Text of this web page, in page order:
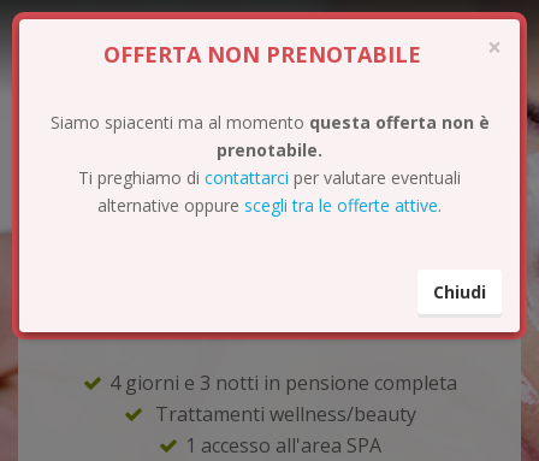
Menu
IMMERGITI NELL'ACCOGLIENTE
ATMOSFERA NATALIZIA DI ABANO
TERME
4 giorni e 3 notti in pensione completa
Trattamenti wellness/beauty
1 accesso all'area SPA
×
OFFERTA NON PRENOTABILE
Siamo spiacenti ma al momento questa offerta non è
prenotabile.
Ti preghiamo di contattarci per valutare eventuali
alternative oppure scegli tra le offerte attive.
Chiudi